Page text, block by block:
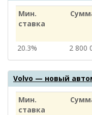
Мин.
ставка
20.3%
2 800
Volvo — новый
Мин.
ставка